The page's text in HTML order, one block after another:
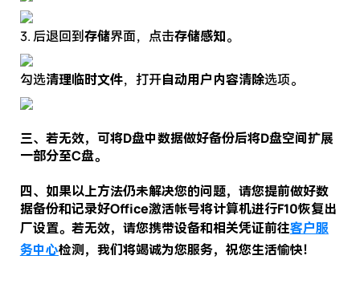
3. 后退回到存储界面，点击存储感知。
勾选清理临时文件，打开自动用户内容清除选项。
三、若无效，可将D盘中数据做好备份后将D盘空间扩展
一部分至C盘。
四、如果以上方法仍未解决您的问题，请您提前做好数
据备份和记录好Office激活帐号将计算机进行F10恢复出
厂设置。若无效，请您携带设备和相关凭证前往客户服
务中心检测，我们将竭诚为您服务，祝您生活愉快！